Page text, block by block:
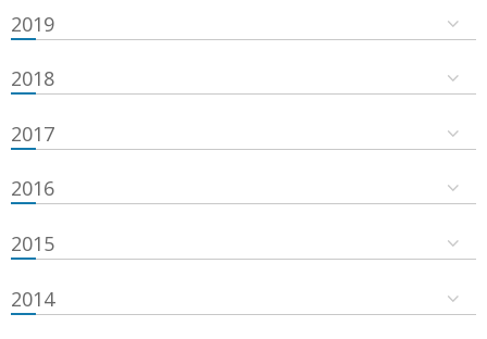
2019
2018
2017
2016
2015
2014